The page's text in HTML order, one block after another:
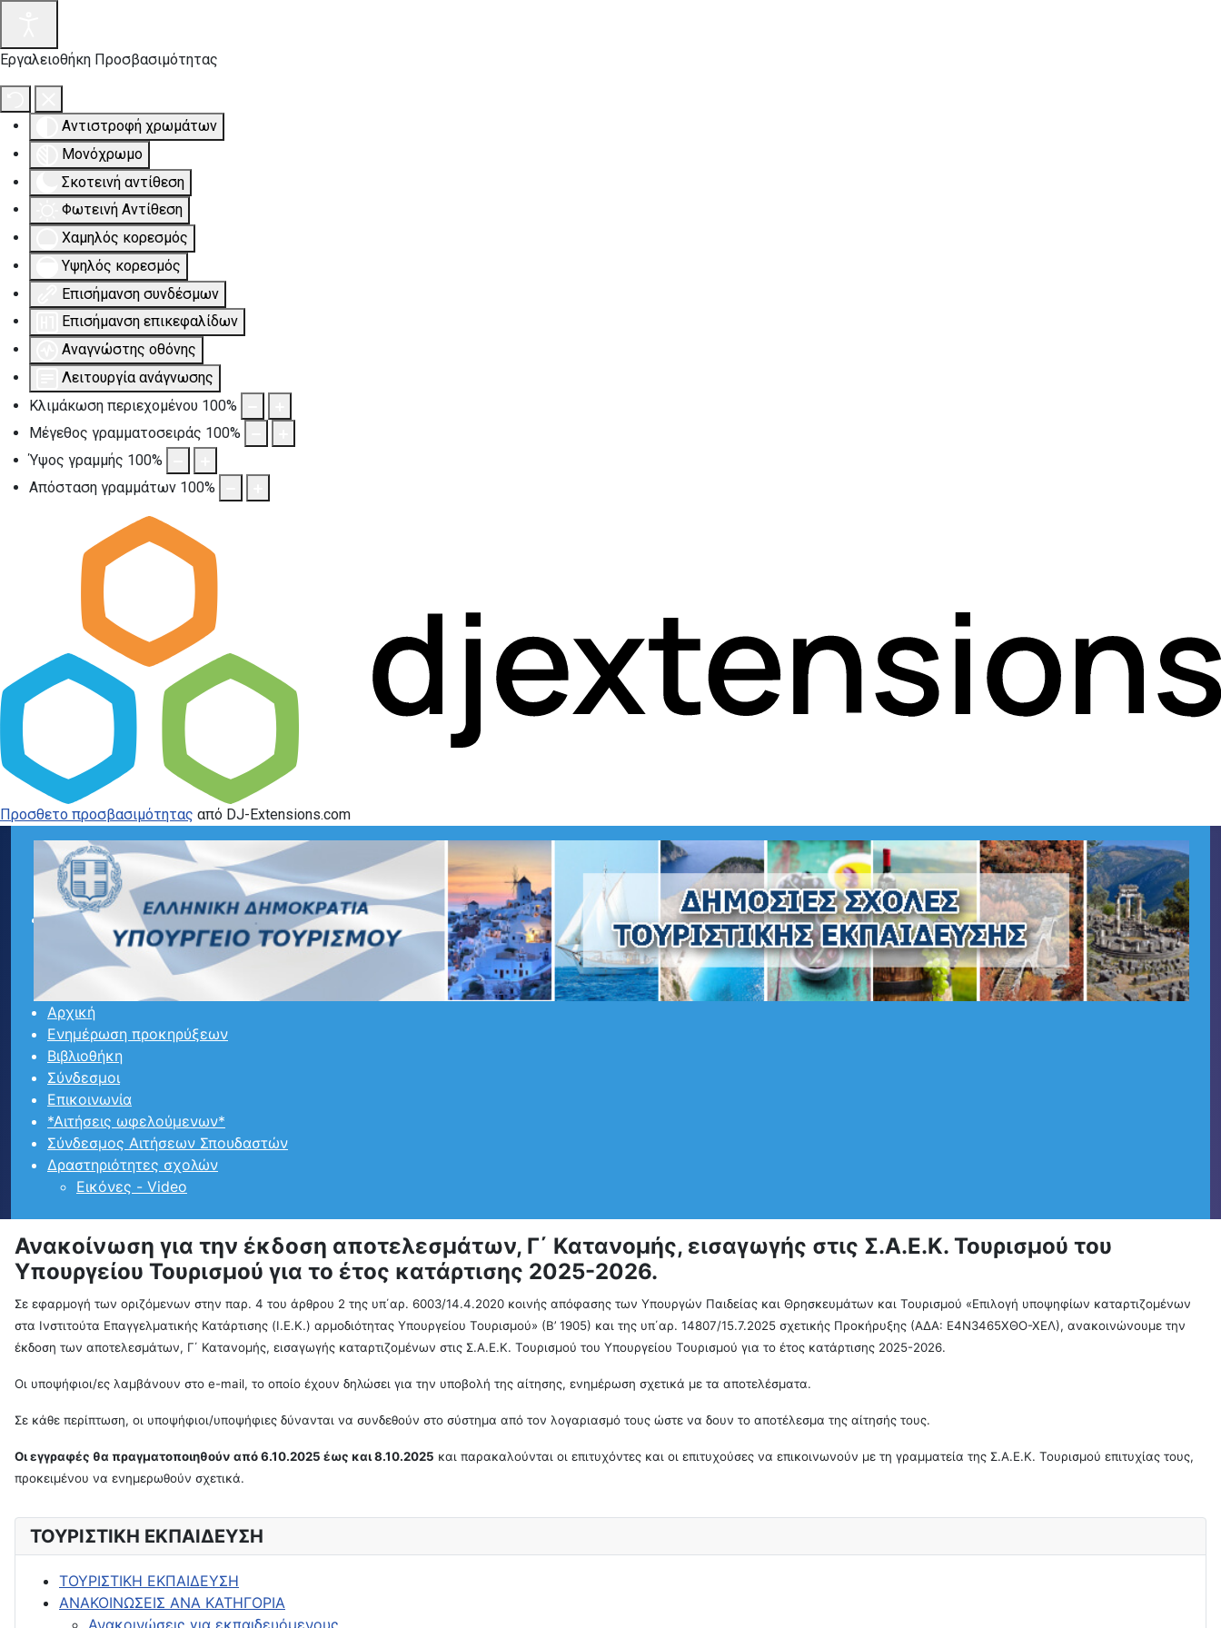
Εργαλειοθήκη Προσβασιμότητας
Αντιστροφή χρωμάτων
Μονόχρωμο
Σκοτεινή αντίθεση
Φωτεινή Αντίθεση
Χαμηλός κορεσμός
Υψηλός κορεσμός
Επισήμανση συνδέσμων
Επισήμανση επικεφαλίδων
Αναγνώστης οθόνης
Λειτουργία ανάγνωσης
Κλιμάκωση περιεχομένου 100%
Μέγεθος γραμματοσειράς 100%
Ύψος γραμμής 100%
Απόσταση γραμμάτων 100%
Προσθετο προσβασιμότητας από DJ-Extensions.com
Αρχική
Ενημέρωση προκηρύξεων
Βιβλιοθήκη
Σύνδεσμοι
Επικοινωνία
*Αιτήσεις ωφελούμενων*
Σύνδεσμος Αιτήσεων Σπουδαστών
Δραστηριότητες σχολών
Εικόνες - Video
ΤΟΥΡΙΣΤΙΚΗ ΕΚΠΑΙΔΕΥΣΗ
ΤΟΥΡΙΣΤΙΚΗ ΕΚΠΑΙΔΕΥΣΗ
ΑΝΑΚΟΙΝΩΣΕΙΣ ΑΝΑ ΚΑΤΗΓΟΡΙΑ
Ανακοινώσεις για εκπαιδευόμενους
Ανακοίνωση για την έκδοση αποτελεσμάτων, Γ΄ Κατανομής, εισαγωγής στις Σ.Α.Ε.Κ. Τουρισμού του
Υπουργείου Τουρισμού για το έτος κατάρτισης 2025-2026.
Σε εφαρμογή των οριζόμενων στην παρ. 4 του άρθρου 2 της υπ΄αρ. 6003/14.4.2020 κοινής απόφασης των Υπουργών Παιδείας και Θρησκευμάτων και Τουρισμού «Επιλογή υποψηφίων καταρτιζομένων
στα Ινστιτούτα Επαγγελματικής Κατάρτισης (Ι.Ε.Κ.) αρμοδιότητας Υπουργείου Τουρισμού» (Β’ 1905) και της υπ΄αρ. 14807/15.7.2025 σχετικής Προκήρυξης (ΑΔΑ: Ε4Ν3465ΧΘΟ-ΧΕΛ), ανακοινώνουμε την
έκδοση των αποτελεσμάτων, Γ΄ Κατανομής, εισαγωγής καταρτιζομένων στις Σ.Α.Ε.Κ. Τουρισμού του Υπουργείου Τουρισμού για το έτος κατάρτισης 2025-2026.
Οι υποψήφιοι/ες λαμβάνουν στο e-mail, το οποίο έχουν δηλώσει για την υποβολή της αίτησης, ενημέρωση σχετικά με τα αποτελέσματα.
Σε κάθε περίπτωση, οι υποψήφιοι/υποψήφιες δύνανται να συνδεθούν στο σύστημα από τον λογαριασμό τους ώστε να δουν το αποτέλεσμα της αίτησής τους.
Οι εγγραφές θα πραγματοποιηθούν από 6.10.2025 έως και 8.10.2025 και παρακαλούνται οι επιτυχόντες και οι επιτυχούσες να επικοινωνούν με τη γραμματεία της Σ.Α.Ε.Κ. Τουρισμού επιτυχίας τους,
προκειμένου να ενημερωθούν σχετικά.